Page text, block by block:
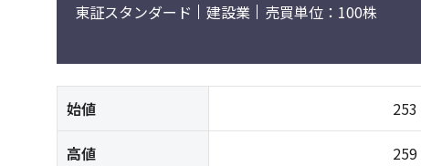
東証スタンダード 建設業 売買単位：100株
始値 253
高値 259